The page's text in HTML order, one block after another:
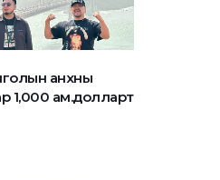
анхны
1,000 ам.долларт